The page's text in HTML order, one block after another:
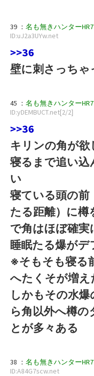
39 ： 名も無きハンター
ID:uJ2a3UYw.net
>>36
壁に刺さっちゃ
45 ： 名も無きハンター
ID:yDEMBUCT.net[2/2]
>>36
キリンの角が欲
寝るまで追い
い
寝ている頭の前
たる距離）に樽
で角はほぼ確実
睡眠たる爆が
※そもそも寝る
へたくそが増え
しかもその水
ら角以外へ樽
とが多々ある
38 ： 名も無きハンター
ID:A84G7scw.net